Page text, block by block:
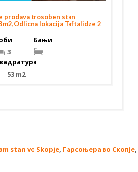
prodava trosoben stan
lokacija Taftalidze 2
3
Бањи
53 m2
stan vo Skopje, Гарсоњера во Скопје,